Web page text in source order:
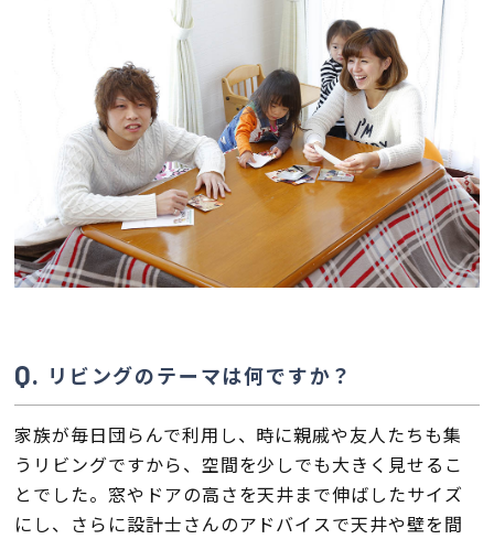
リビングのテーマは何ですか？
家族が毎日団らんで利用し、時に親戚や友人たちも集
うリビングですから、空間を少しでも大きく見せるこ
とでした。窓やドアの高さを天井まで伸ばしたサイズ
にし、さらに設計士さんのアドバイスで天井や壁を間